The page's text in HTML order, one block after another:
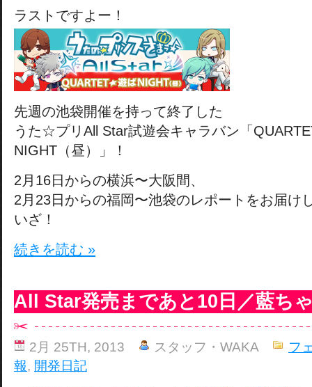
ラストですよー！
先週の池袋開催を持って終了した
うた☆プリAll Star試遊会キャラバン「
NIGHT（昼）」！
2月16日からの横浜〜大阪間、
2月23日からの福岡〜池袋のレポートをお届け
いざ！
続きを読む »
All Star発売まであと10日／藍ち
2月 25TH, 2013 スタッフ・WAKA
フ
報, 開発日記